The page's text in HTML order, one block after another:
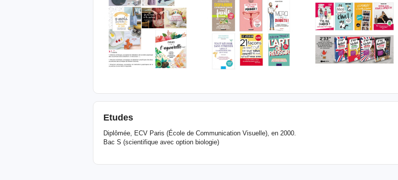
Etudes
Diplômée, ECV Paris (École de Communication Visuelle), en 2000.
Bac S (scientifique avec option biologie)